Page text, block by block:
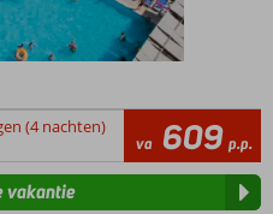
(4 nachten)
va 609 p.p.
vakantie